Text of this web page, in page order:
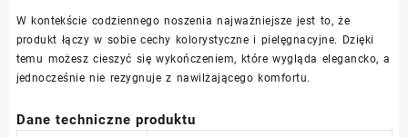
W kontekście codziennego noszenia najważniejsze jest to, że
produkt łączy w sobie cechy kolorystyczne i pielęgnacyjne. Dzięki
temu możesz cieszyć się wykończeniem, które wygląda elegancko, a
jednocześnie nie rezygnuje z nawilżającego komfortu.
Dane techniczne produktu